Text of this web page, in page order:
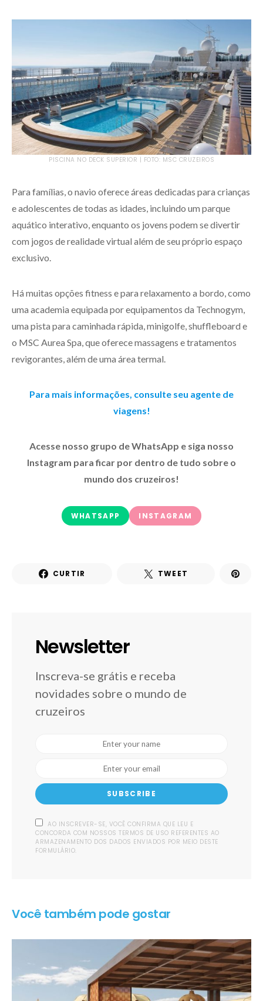
PISCINA NO DECK SUPERIOR | FOTO: MSC CRUZEIROS
Para famílias, o navio oferece áreas dedicadas para crianças
e adolescentes de todas as idades, incluindo um parque
aquático interativo, enquanto os jovens podem se divertir
com jogos de realidade virtual além de seu próprio espaço
exclusivo.
Há muitas opções fitness e para relaxamento a bordo, como
uma academia equipada por equipamentos da Technogym,
uma pista para caminhada rápida, minigolfe, shuffleboard e
o MSC Aurea Spa, que oferece massagens e tratamentos
revigorantes, além de uma área termal.
Para mais informações, consulte seu agente de
viagens!
Acesse nosso grupo de WhatsApp e siga nosso
Instagram para ficar por dentro de tudo sobre o
mundo dos cruzeiros!
WHATSAPP INSTAGRAM
CURTIR TWEET
Newsletter
Inscreva-se grátis e receba
novidades sobre o mundo de
cruzeiros
SUBSCRIBE
AO INSCREVER-SE, VOCÊ CONFIRMA QUE LEU E
CONCORDA COM NOSSOS TERMOS DE USO REFERENTES AO
ARMAZENAMENTO DOS DADOS ENVIADOS POR MEIO DESTE
FORMULÁRIO.
Você também pode gostar